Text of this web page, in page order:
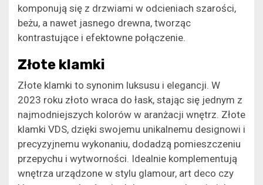
komponują się z drzwiami w odcieniach szarości,
beżu, a nawet jasnego drewna, tworząc
kontrastujące i efektowne połączenie.
Złote klamki
Złote klamki to synonim luksusu i elegancji. W
2023 roku złoto wraca do łask, stając się jednym z
najmodniejszych kolorów w aranżacji wnętrz. Złote
klamki VDS, dzięki swojemu unikalnemu designowi i
precyzyjnemu wykonaniu, dodadzą pomieszczeniu
przepychu i wytworności. Idealnie komplementują
wnętrza urządzone w stylu glamour, art deco czy